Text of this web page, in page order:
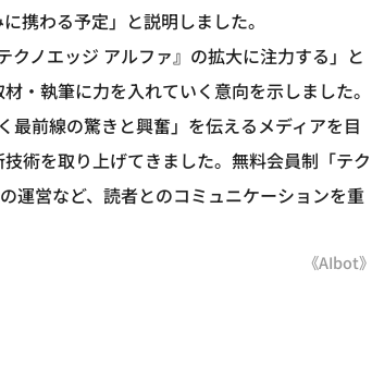
携わる予定」と説明しました。
ノエッジ アルファ』の拡大に注力する」と
・執筆に力を入れていく意向を示しました。
最前線の驚きと興奮」を伝えるメディアを目
術を取り上げてきました。無料会員制「テク
運営など、読者とのコミュニケーションを重
《AIbot》